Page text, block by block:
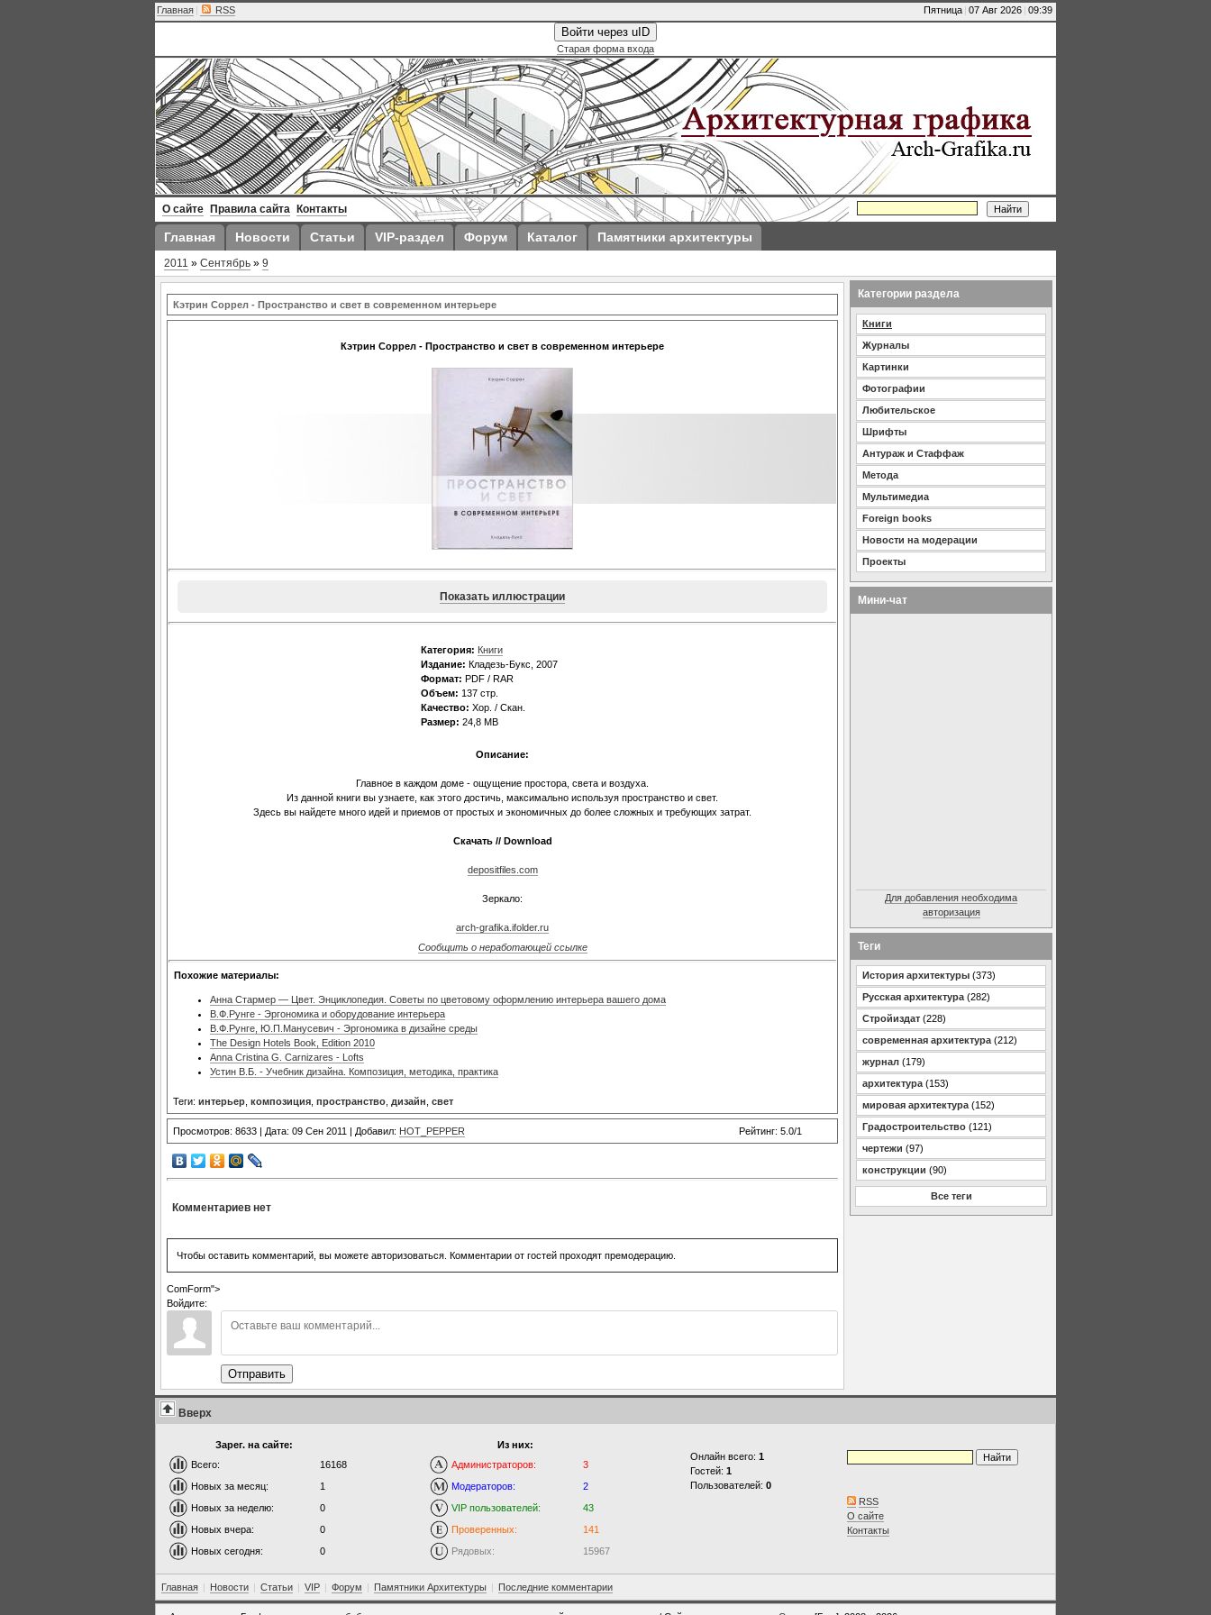
Пятница | 07 Авг 2026 | 09:39
Главная | RSS
Войти через uID
Старая форма входа
О сайте Правила сайта Контакты
Главная Новости Статьи VIP-раздел Форум Каталог Памятники архитектуры
2011 » Сентябрь » 9
Кэтрин Соррел - Пространство и свет в современном интерьере
Кэтрин Соррел - Пространство и свет в современном интерьере
Показать иллюстрации
Категория: Книги
Издание: Кладезь-Букс, 2007
Формат: PDF / RAR
Объем: 137 стр.
Качество: Хор. / Скан.
Размер: 24,8 MB
Описание:
Главное в каждом доме - ощущение простора, света и воздуха.
Из данной книги вы узнаете, как этого достичь, максимально используя пространство и свет.
Здесь вы найдете много идей и приемов от простых и экономичных до более сложных и требующих затрат.
Скачать // Download
depositfiles.com
Зеркало:
arch-grafika.ifolder.ru
Сообщить о неработающей ссылке
Похожие материалы:
Анна Стармер — Цвет. Энциклопедия. Советы по цветовому оформлению интерьера вашего дома
В.Ф.Рунге - Эргономика и оборудование интерьера
В.Ф.Рунге, Ю.П.Манусевич - Эргономика в дизайне среды
The Design Hotels Book, Edition 2010
Anna Cristina G. Carnizares - Lofts
Устин В.Б. - Учебник дизайна. Композиция, методика, практика
Теги: интерьер композиция пространство дизайн свет
Просмотров: 8633 | Дата: 09 Сен 2011 | Добавил: HOT_PEPPER Рейтинг: 5.0/1
Комментариев нет
Чтобы оставить комментарий, вы можете авторизоваться. Комментарии от гостей проходят премодерацию.
ComForm">
Войдите:
Отправить
Категории раздела
Книги
Журналы
Картинки
Фотографии
Любительское
Шрифты
Антураж и Стаффаж
Метода
Мультимедиа
Foreign books
Новости на модерации
Проекты
Мини-чат
Для добавления необходима
авторизация
Теги
История архитектуры (373)
Русская архитектура (282)
Стройиздат (228)
современная архитектура (212)
журнал (179)
архитектура (153)
мировая архитектура (152)
Градостроительство (121)
чертежи (97)
конструкции (90)
Все теги
Вверх
Зарег. на сайте:
Всего:
16168
Новых за месяц:
1
Новых за неделю:
0
Новых вчера:
0
Новых сегодня:
0
Из них:
Администраторов:
3
Модераторов:
2
VIP пользователей:
43
Проверенных:
141
Рядовых:
15967
Онлайн всего: 1
Гостей: 1
Пользователей: 0
RSS
О сайте
Контакты
Главная | Новости | Статьи | VIP | Форум | Памятники Архитектуры | Последние комментарии